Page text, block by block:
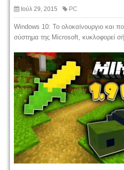
Ιούλ 29, 2015 PC
Windows 10: Το ολοκαίνουργιο και
σύστημα της Microsoft, κυκλοφορεί